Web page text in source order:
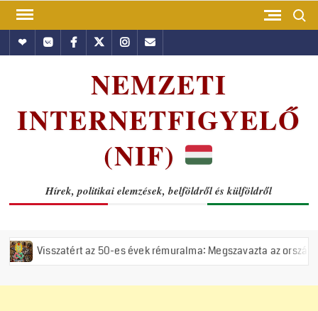
Skip
contentHundubVkontakte
Facebook
TwitterInstagram
Email
NEMZETI
INTERNETFIGYELŐ
(NIF)
Hírek, politikai elemzések, belföldről és külföldről
az 50-es évek rémuralma: Megszavazta az országgyűlés a